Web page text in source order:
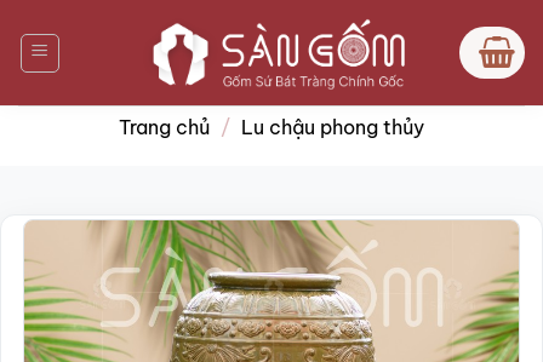
qua
nội
dung
Trang chủ / Lu chậu phong thủy